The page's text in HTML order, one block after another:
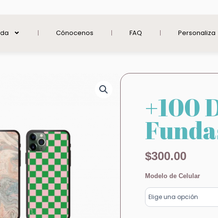
Cónocenos FAQ Personaliza
+100
$300.00
Modelo de Celular
+100
Fundas
2D